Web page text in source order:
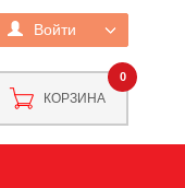
Войти
0
КОРЗИНА